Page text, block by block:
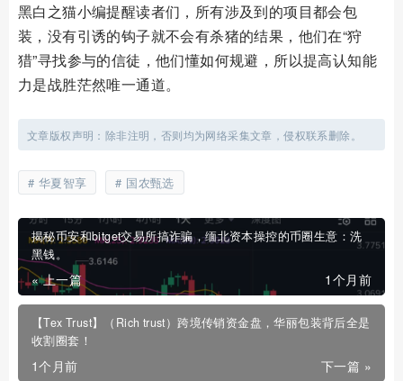
黑白之猫小编提醒读者们，所有涉及到的项目都会包
装，没有引诱的钩子就不会有杀猪的结果，他们在“狩
猎”寻找参与的信徒，他们懂如何规避，所以提高认知能
力是战胜茫然唯一通道。
文章版权声明：除非注明，否则均为网络采集文章，侵权联系删除。
华夏智享 国农甄选
揭秘币安和bitget交易所搞诈骗，缅北资本操控的币圈生意：洗
黑钱。
« 上一篇 1个月前
【Tex Trust】（Rich trust）跨境传销资金盘，华丽包装背后全是
收割圈套！
下一篇 »
1个月前